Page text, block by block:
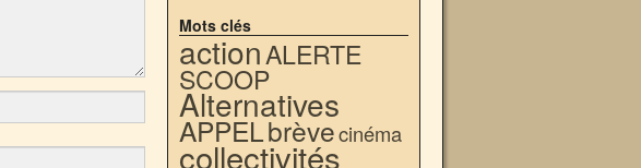
Mots clés
actionALERTE
SCOOP
Alternatives
APPELbrèvecinéma
collectivités